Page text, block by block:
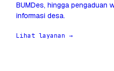
BUMDes, hingga pengaduan
informasi desa.
Lihat layanan →